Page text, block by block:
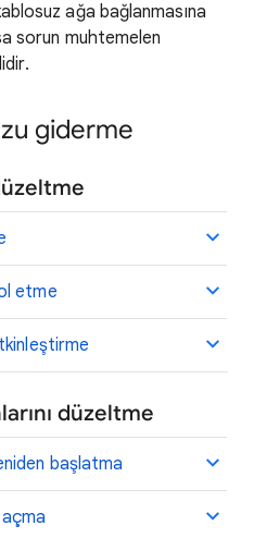
ağa bağlanmasına
sorun muhtemelen
giderme
etme
düzeltme
başlatma